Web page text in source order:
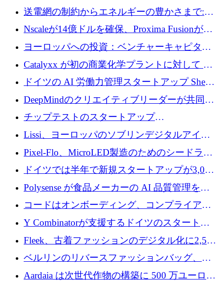
ラットフォームを拡大するために 100 万ユー
ロを調達
送電網の制約からエネルギーの豊かさまで:
Envision の Gobi X がヨーロッパの AI の未来
Nscaleが14億ドルを確保、Proxima Fusionが4
億1,100万ユーロを獲得、Invest EuropeはVCの
ヨーロッパへの投資：ベンチャーキャピタル
が過去2番目に高い水準に到達
Catalyxx が初の商業化学プラントに対して EU
から 2,000 万ユーロ以上の支援を獲得
ドイツの AI 労働力管理スタートアップ Sherpa
がプレシードで 220 万ドルを調達
DeepMindのクリエイティブリーダーが共同設
立したAIライティングのスタートアップが
1,300万ドルのシード投資を調達
チップテストのスタートアップ
QuantumDiamondsが株式資金で1,500万ユーロ
を調達
Lissi、ヨーロッパのソブリンデジタルアイデ
ンティティの未来を推進するために350万ユー
ロを調達
Pixel-Flo、MicroLED製造のためのシードラウ
ンドで525万ポンドを獲得
ドイツでは半年で新規スタートアップが3,000
社という記録を目の当たりにし、涙を流すハ
ンブルク
Polysense が食品メーカーの AI 品質管理を拡
張するために 1,070 万ドルを調達
コードはオンボーディング、コンプライアン
ス、支払いを統合するために 640 万ポンドを
Y Combinatorが支援するドイツのスタートア
ップFintoが340万ドルを調達、シリコンバレ
ーではなくミュンヘンを選んだと語る
Fleek、古着ファッションのデジタル化に2,500
万ドルを確保
ベルリンのリバースファッションバッグ、繊
維仕分け規模拡大に7桁の資金調達
Aardaia は次世代作物の構築に 500 万ユーロを